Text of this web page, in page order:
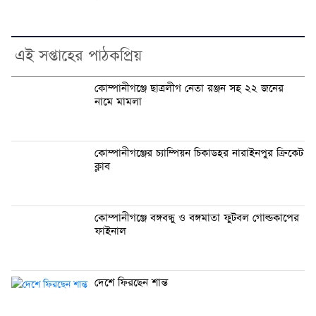
এই সপ্তাহের পাঠকপ্রিয়
কোম্পানীগঞ্জে ছাত্রলীগ নেতা রঞ্জন সহ ২২ জনের
নামে মামলা
কোম্পানীগঞ্জের চ্যাম্পিয়ন চিকাডহর নারাইনপুর ক্রিকেট
ক্লাব
কোম্পানীগঞ্জে বঙ্গবন্ধু ও বঙ্গমাতা ফুটবল গোল্ডকাপের
ফাইনাল
দেশে ফিরছেন শান্ত